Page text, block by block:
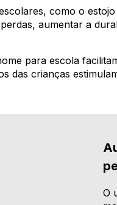
como o
aumentar a
para escola
das crianças
O